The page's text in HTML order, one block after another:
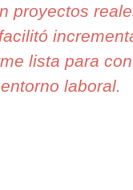
proyectos
lista para
entorno laboral.